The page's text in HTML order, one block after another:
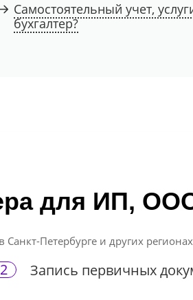
Самостоятельный учет,
бухгалтер?
для ИП,
Петербурге и других
2 Запись первичных